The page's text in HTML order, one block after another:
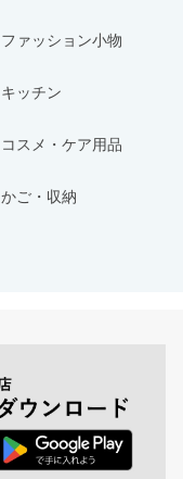
ファッション小物
キッチン
コスメ・ケア用品
かご・収納